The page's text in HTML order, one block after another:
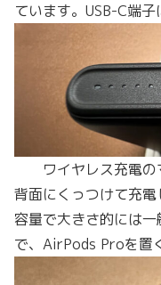
ています。USB-C端子
ワイヤレス充電の
背面にくっつけて充
容量で大きさ的には
で、AirPods Proを置